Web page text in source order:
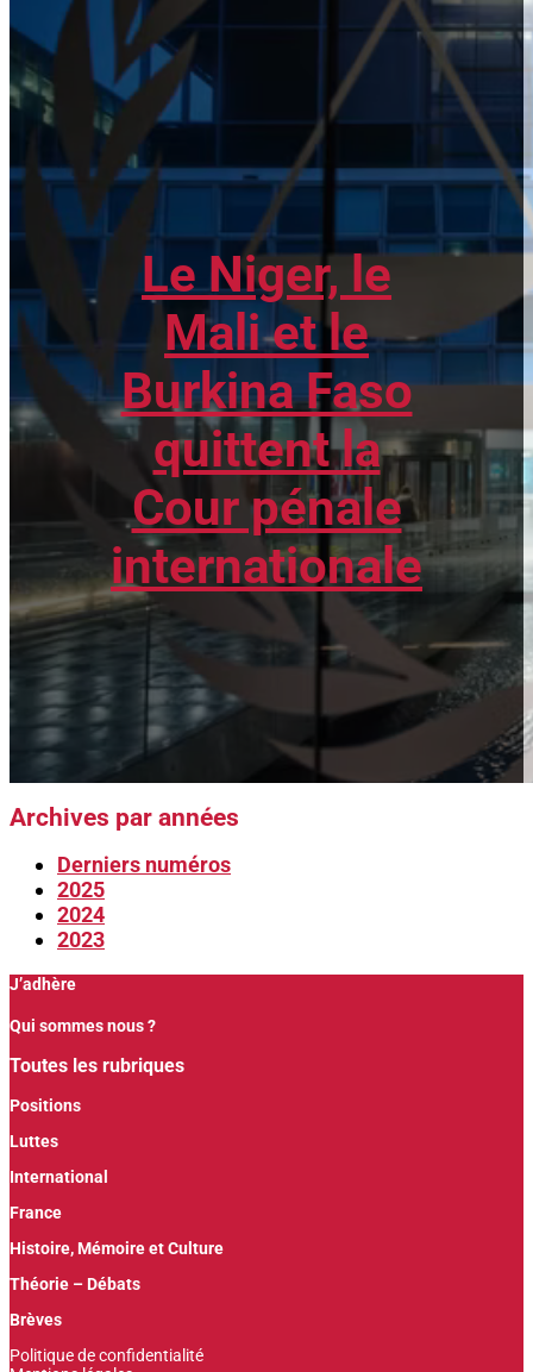
Le Niger, le
Mali et le
Burkina Faso
quittent la
Cour pénale
internationale
Archives par années
Derniers numéros
2025
2024
2023
J’adhère
Qui sommes nous ?
Toutes les rubriques
Positions
Luttes
International
France
Histoire, Mémoire et Culture
Théorie – Débats
Brèves
Politique de confidentialité